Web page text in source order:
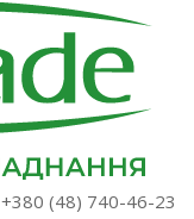
+380 (48) 740-46-23